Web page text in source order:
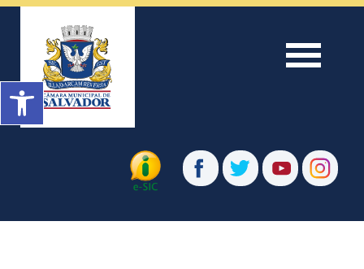
Menu
Barra de Ferramentas Aberta